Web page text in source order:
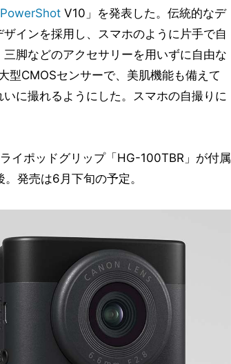
PowerShot V10」を発表した。伝統的なデ
インを採用し、スマホのように片手で自
脚などのアクセサリーを用いずに自由な
型CMOSセンサーで、美肌機能も備えて
に撮れるようにした。スマホの自撮りに
イポッドグリップ「HG-100TBR」が付属
発売は6月下旬の予定。